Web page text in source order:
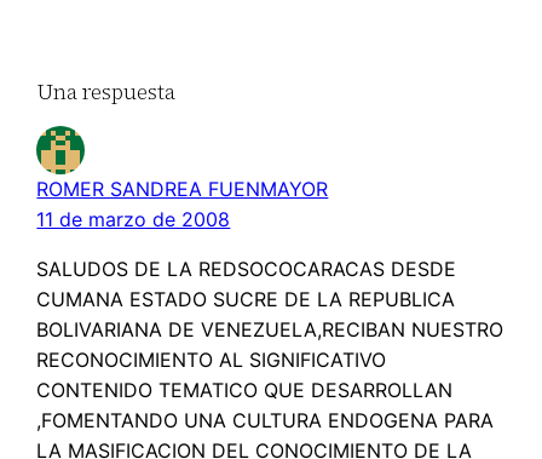
Una respuesta
ROMER SANDREA FUENMAYOR
11 de marzo de 2008
SALUDOS DE LA REDSOCOCARACAS DESDE
CUMANA ESTADO SUCRE DE LA REPUBLICA
BOLIVARIANA DE VENEZUELA,RECIBAN NUESTRO
RECONOCIMIENTO AL SIGNIFICATIVO
CONTENIDO TEMATICO QUE DESARROLLAN
,FOMENTANDO UNA CULTURA ENDOGENA PARA
LA MASIFICACION DEL CONOCIMIENTO DE LA